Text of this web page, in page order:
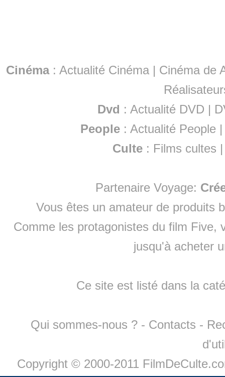
Cinéma: Actualité Cinéma | Cinéma de
Dvd : Actualité DVD |
People :Actualité People
Culte : Films cultes
Partenaire Voyage:
Vous êtes un amateur de produits
Comme les protagonistes du film Five,
jusqu'à acheter
Ce site est listé dans la
Qui sommes-nous ? - Contacts -
Copyright © 2000-2011